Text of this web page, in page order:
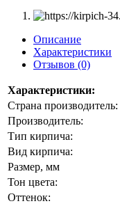
Описание
Характеристики
Отзывов (0)
Характеристики:
Страна производитель:
Производитель:
Тип кирпича:
Вид кирпича:
Размер, мм
Тон цвета:
Оттенок: